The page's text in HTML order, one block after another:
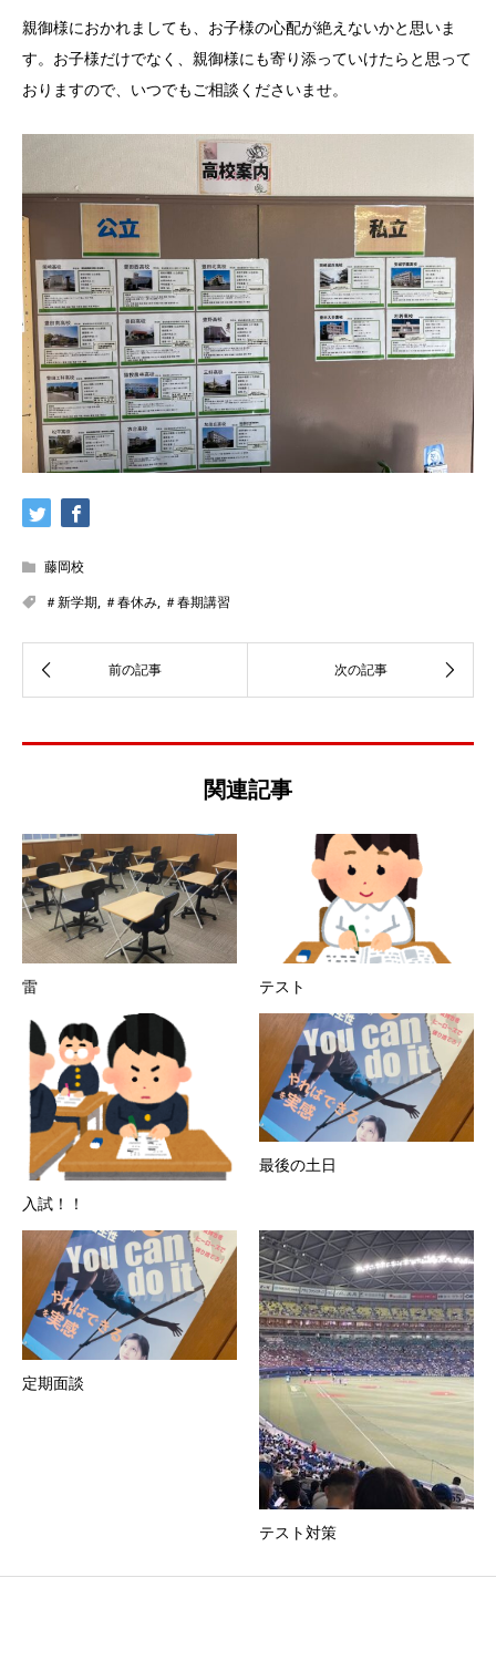
親御様におかれましても、お子様の心配が絶えないかと思いま
す。お子様だけでなく、親御様にも寄り添っていけたらと思って
おりますので、いつでもご相談くださいませ。
藤岡校
＃新学期, ＃春休み, ＃春期講習
関連記事
雷 テスト
入試！！
最後の土日
定期面談
テスト対策